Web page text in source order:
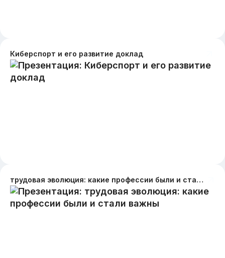
Киберспорт и его развитие доклад
трудовая эволюция: какие профессии были и стали важны